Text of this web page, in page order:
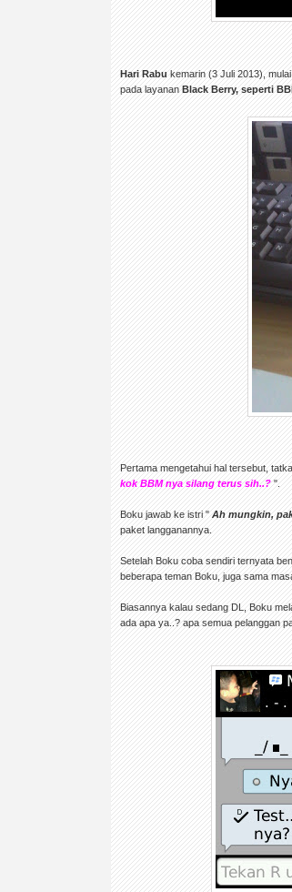
Hari Rabukemarin (3 Juli 2013),
pada layananBlack Berry, seperti
Pertama mengetahui hal tersebut,
kok BBM nya silang terus sih..?".
Boku jawab ke istri "Ah mungkin,
paket langganannya.
Setelah Boku coba sendiri ternyata
beberapa teman Boku, juga sama
Biasannya kalau sedang DL, Boku
ada apa ya..? apa semua pelanggan